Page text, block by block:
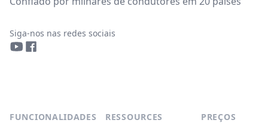
Siga-nos nas redes sociais
FUNCIONALIDADES RESSOURCES PREÇOS